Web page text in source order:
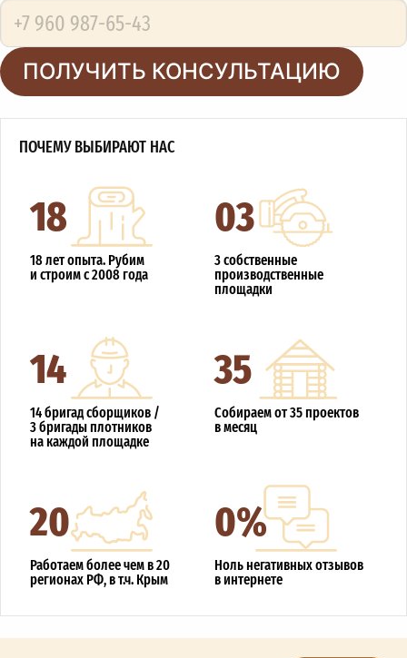
ПОЛУЧИТЬ КОНСУЛЬТАЦИЮ
ПОЧЕМУ ВЫБИРАЮТ НАС
18
18 лет опыта. Рубим
и строим с 2008 года
03
3 собственные
производственные
площадки
14
14 бригад сборщиков /
3 бригады плотников
на каждой площадке
35
Собираем от 35 проектов
в месяц
20
Работаем более чем в 20
регионах РФ, в т.ч. Крым
0%
Ноль негативных отзывов
в интернете